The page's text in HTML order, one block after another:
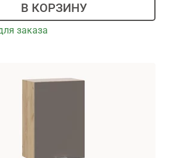
В КОРЗИНУ
заказа